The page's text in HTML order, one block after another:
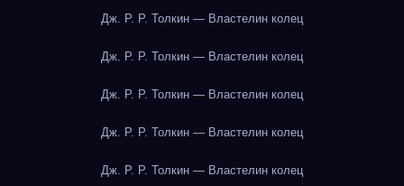
Дж. Р. Р. Толкин — Властелин колец
Дж. Р. Р. Толкин — Властелин колец
Дж. Р. Р. Толкин — Властелин колец
Дж. Р. Р. Толкин — Властелин колец
Дж. Р. Р. Толкин — Властелин колец